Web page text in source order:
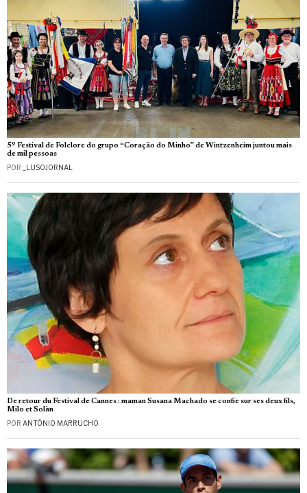
5º Festival de Folclore do grupo “Coração do Minho” de Wintzenheim juntou mais
de mil pessoas
POR _LUSOJORNAL
De retour du Festival de Cannes : maman Susana Machado se confie sur ses deux fils,
Milo et Solàn
POR ANTÓNIO MARRUCHO